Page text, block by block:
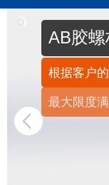
AB胶
根据客户
最大限度